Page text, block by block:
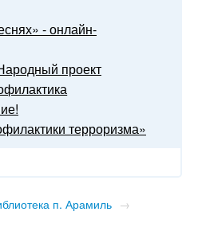
- онлайн-
проект
терроризма»
п. Арамиль →